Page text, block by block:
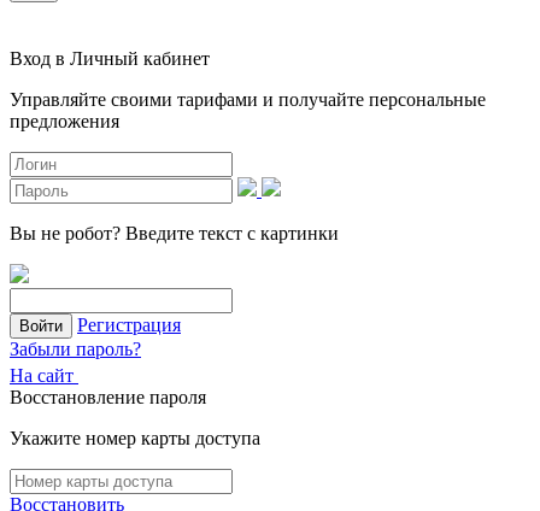
Вход в Личный кабинет
Управляйте своими тарифами и получайте персональные
предложения
Вы не робот? Введите текст с картинки
Войти
Регистрация
Забыли пароль?
На сайт
Восстановление пароля
Укажите номер карты доступа
Восстановить